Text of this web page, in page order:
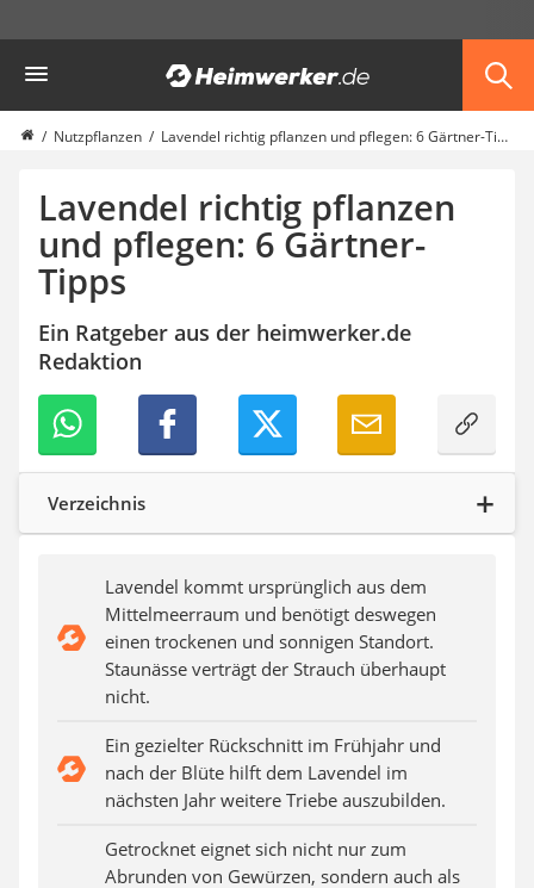
Garten
Akku-Laubsauger
Faltpavillon
Solar-Lichterkette außen
Teleskopleiter
Ameisengift
Pavillon
Sichtschutzstreifen
Akku-Laubbläser
Koifutter
Kassettenmarkise
Bosch-Heckenschere
Stihl-Laubbläser
Minidumper
Nutzpflanzen Lavendel richtig pflanzen und pflegen: 6 Gärtner-Tipps
Lavendel richtig pflanzen
und pflegen: 6 Gärtner-
Tipps
Ein Ratgeber aus der heimwerker.de
Redaktion
Verzeichnis
Lavendel kommt ursprünglich aus dem
Mittelmeerraum und benötigt deswegen
einen trockenen und sonnigen Standort.
Staunässe verträgt der Strauch überhaupt
nicht.
Ein gezielter Rückschnitt im Frühjahr und
nach der Blüte hilft dem Lavendel im
nächsten Jahr weitere Triebe auszubilden.
Getrocknet eignet sich nicht nur zum
Abrunden von Gewürzen, sondern auch als